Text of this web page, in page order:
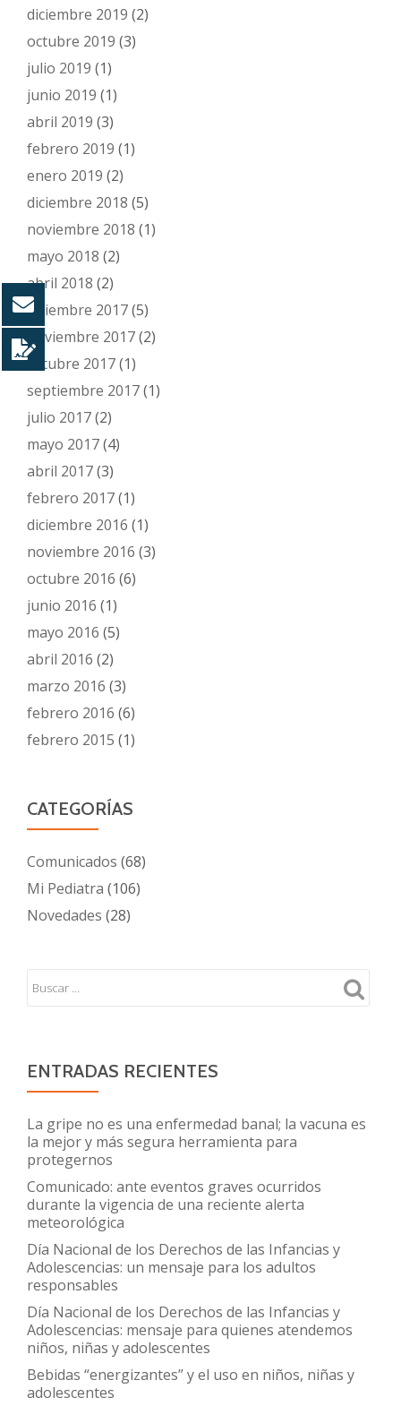
diciembre 2019 (2)
octubre 2019 (3)
julio 2019 (1)
junio 2019 (1)
abril 2019 (3)
febrero 2019 (1)
enero 2019 (2)
diciembre 2018 (5)
noviembre 2018 (1)
mayo 2018 (2)
abril 2018 (2)
diciembre 2017(5)
noviembre 2017(2)
octubre 2017(1)
septiembre 2017(1)
julio 2017(2)
mayo 2017(4)
abril 2017(3)
febrero 2017(1)
diciembre 2016 (1)
noviembre 2016 (3)
octubre 2016 (6)
junio 2016 (1)
mayo 2016 (5)
abril 2016 (2)
marzo 2016 (3)
febrero 2016 (6)
febrero 2015 (1)
CATEGORÍAS
Comunicados (68)
Mi Pediatra (106)
Novedades (28)
ENTRADAS RECIENTES
La gripe no es una enfermedad banal; la vacuna es
la mejor y más segura herramienta para
protegernos
Comunicado: ante eventos graves ocurridos
durante la vigencia de una reciente alerta
meteorológica
Día Nacional de los Derechos de las Infancias y
Adolescencias: un mensaje para los adultos
responsables
Día Nacional de los Derechos de las Infancias y
Adolescencias: mensaje para quienes atendemos
niños, niñas y adolescentes
Bebidas “energizantes” y el uso en niños, niñas y
adolescentes